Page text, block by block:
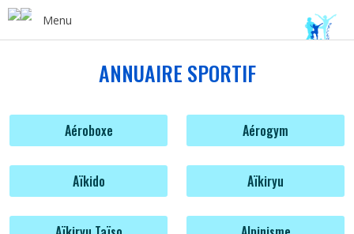
Menu
ANNUAIRE SPORTIF
Aéroboxe Aérogym
Aïkido Aïkiryu